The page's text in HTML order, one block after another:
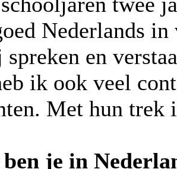
Nederlands
en
ik ook veel
Met hun trek
je in